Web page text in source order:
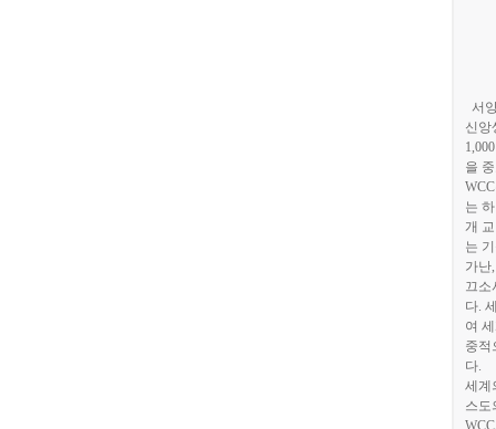
서
신앙
1,000
을
WCC
는
개
는
가난
끄소
다.
여
중적
다.
세계
스도
WCC